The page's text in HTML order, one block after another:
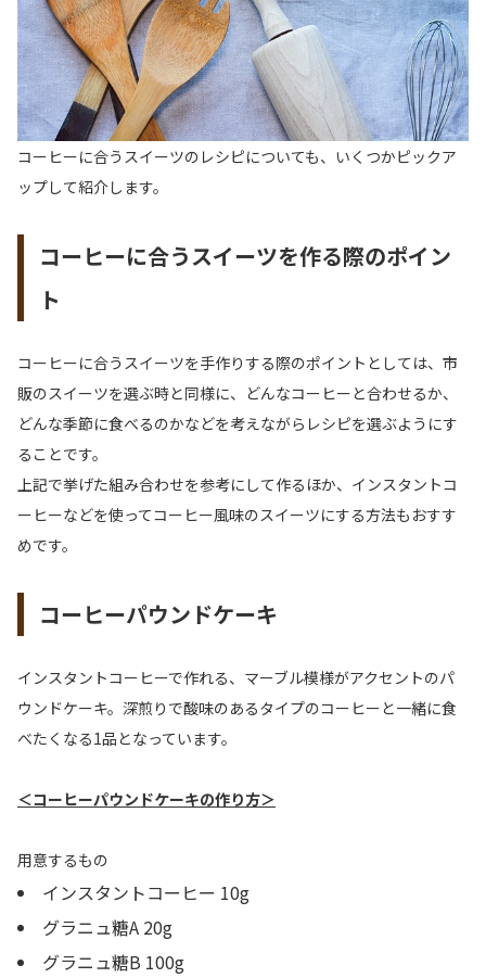
コーヒーに合うスイーツのレシピについても、いくつかピックア
ップして紹介します。
コーヒーに合うスイーツを作る際のポイン
ト
コーヒーに合うスイーツを手作りする際のポイントとしては、市
販のスイーツを選ぶ時と同様に、どんなコーヒーと合わせるか、
どんな季節に食べるのかなどを考えながらレシピを選ぶようにす
ることです。
上記で挙げた組み合わせを参考にして作るほか、インスタントコ
ーヒーなどを使ってコーヒー風味のスイーツにする方法もおすす
めです。
コーヒーパウンドケーキ
インスタントコーヒーで作れる、マーブル模様がアクセントのパ
ウンドケーキ。深煎りで酸味のあるタイプのコーヒーと一緒に食
べたくなる1品となっています。
＜コーヒーパウンドケーキの作り方＞
用意するもの
インスタントコーヒー 10g
グラニュ糖A 20g
グラニュ糖B 100g